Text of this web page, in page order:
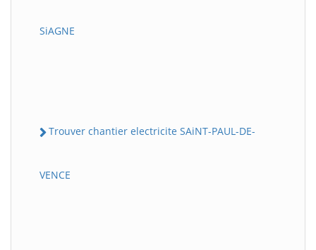
SiAGNE
Trouver chantier electricite SAiNT-PAUL-DE-
VENCE